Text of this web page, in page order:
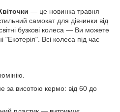
— це новинка травня
самокат для дівчинки від
бузкові колеса — Ви можете
"Екотерія". Всі колеса під час
за висотою кермо: від 60 до